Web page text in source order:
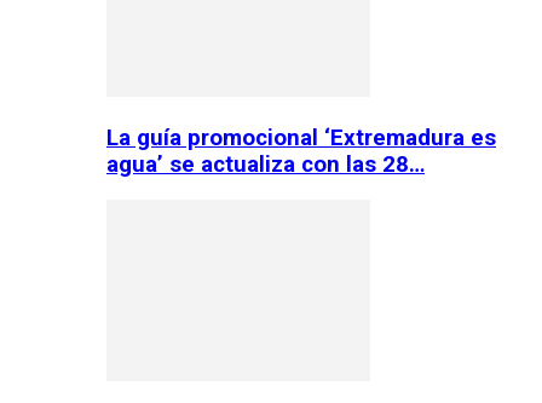
La guía promocional ‘Extremadura es
agua’ se actualiza con las 28…